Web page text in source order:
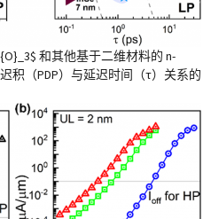
和其他基于二维材料的 n-
积（PDP）与延迟时间（τ）关系的